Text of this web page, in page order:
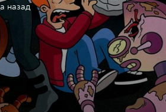
назад